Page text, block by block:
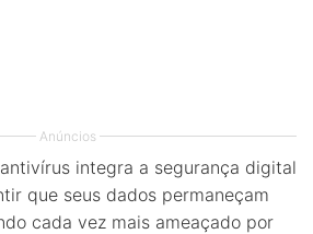
Anúncios
integra a segurança digital
que seus dados permaneçam
cada vez mais ameaçado por